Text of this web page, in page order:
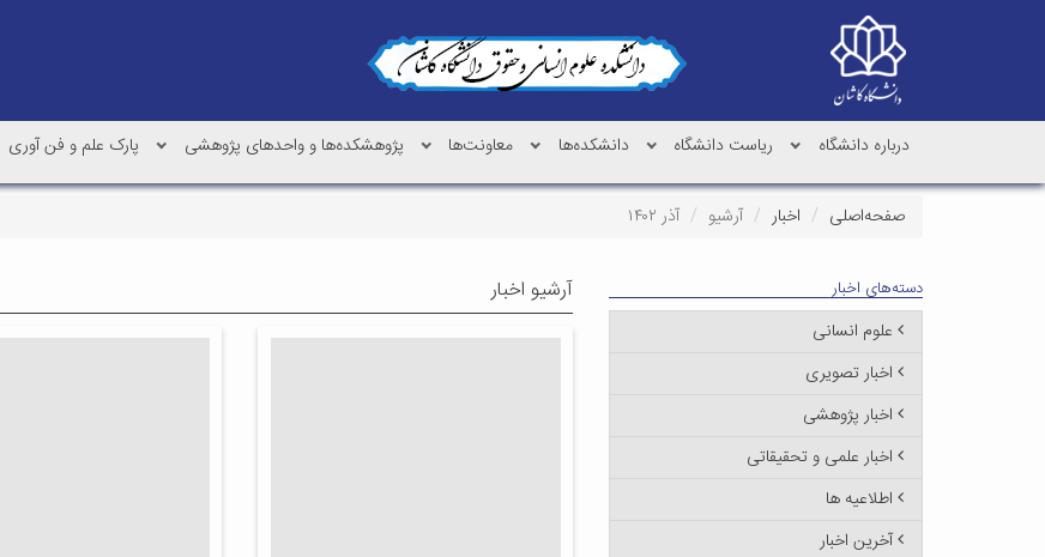
درباره دانشگاه ریاست دانشگاه دانشکده‌ها معاونت‌ها پژوهشکده‌ها و واحدهای پژوهشی پارک علم و فن آوری
صفحه‌اصلی اخبار آرشیو آذر ۱۴۰۲
آرشیو اخبار دسته‌های اخبار
علوم انسانی
اخبار تصویری
اخبار پژوهشی
اخبار علمی و تحقیقاتی
اطلاعیه ها
آخرین اخبار